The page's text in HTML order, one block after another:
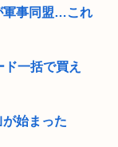
軍事同盟…これ
一括で買え
始まった